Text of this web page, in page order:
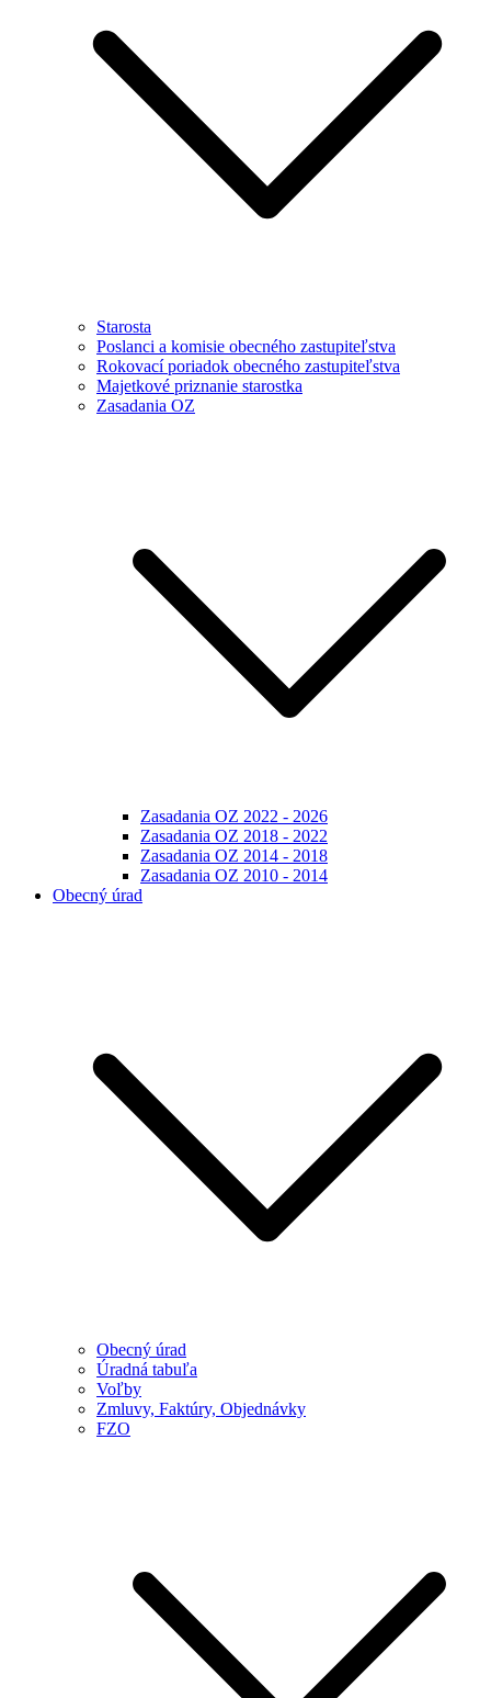
Starosta
Poslanci a komisie obecného zastupiteľstva
Rokovací poriadok obecného zastupiteľstva
Majetkové priznanie starostka
Zasadania OZ
Zasadania OZ 2022 - 2026
Zasadania OZ 2018 - 2022
Zasadania OZ 2014 - 2018
Zasadania OZ 2010 - 2014
Obecný úrad
Obecný úrad
Úradná tabuľa
Voľby
Zmluvy, Faktúry, Objednávky
FZO